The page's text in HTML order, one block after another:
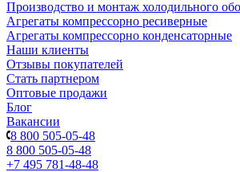
Производство и монтаж холодильного
Агрегаты компрессорно ресиверные
Агрегаты компрессорно конденсаторные
Наши клиенты
Отзывы покупателей
Стать партнером
Оптовые продажи
Блог
Вакансии
8 800 505-05-48
8 800 505-05-48
+7 495 781-48-48